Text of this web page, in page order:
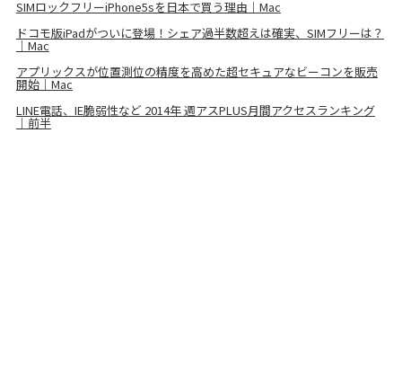
SIMロックフリーiPhone5sを日本で買う理由｜Mac
ドコモ版iPadがついに登場！シェア過半数超えは確実、SIMフリーは？
｜Mac
アプリックスが位置測位の精度を高めた超セキュアなビーコンを販売
開始｜Mac
LINE電話、IE脆弱性など 2014年 週アスPLUS月間アクセスランキング
｜前半